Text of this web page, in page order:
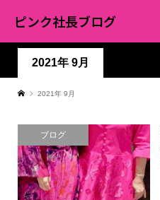
ピンク社長ブログ
2021年 9月
2021年 9月
ブログ